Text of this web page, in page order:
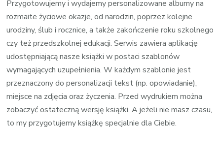
Przygotowujemy i wydajemy personalizowane albumy na
rozmaite życiowe okazje, od narodzin, poprzez kolejne
urodziny, ślub i rocznice, a także zakończenie roku szkolnego
czy też przedszkolnej edukacji. Serwis zawiera aplikację
udostępniającą nasze książki w postaci szablonów
wymagających uzupełnienia. W każdym szablonie jest
przeznaczony do personalizacji tekst (np. opowiadanie),
miejsce na zdjęcia oraz życzenia. Przed wydrukiem można
zobaczyć ostateczną wersję książki. A jeżeli nie masz czasu,
to my przygotujemy książkę specjalnie dla Ciebie.